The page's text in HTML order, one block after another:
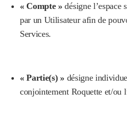
« Compte » désigne l’espace
par un Utilisateur afin de
Services.
« Partie(s) » désigne
conjointement Roquette et/ou